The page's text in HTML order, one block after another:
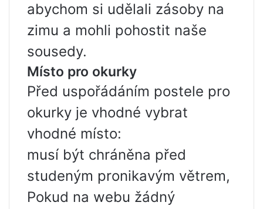
abychom si udělali zásoby na
zimu a mohli pohostit naše
sousedy.
Místo pro okurky
Před uspořádáním postele pro
okurky je vhodné vybrat
vhodné místo:
musí být chráněna před
studeným pronikavým větrem,
Pokud na webu žádný